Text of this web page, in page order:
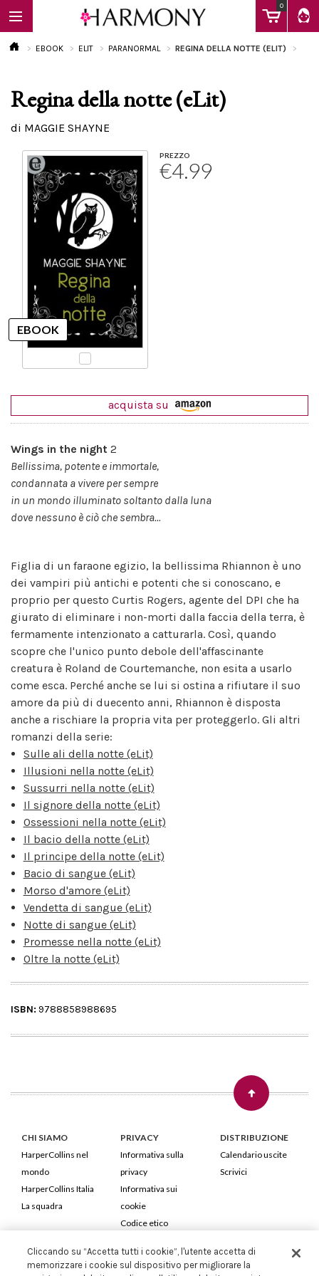
0
EBOOK
Calendario
EBOOK ELIT PARANORMAL REGINA DELLA NOTTE (ELIT)
Regina della notte (eLit)
di MAGGIE SHAYNE
PREZZO
€4.99
acquista su
Wings in the night 2
Bellissima, potente e immortale,
condannata a vivere per sempre
in un mondo illuminato soltanto dalla luna
dove nessuno è ciò che sembra...
Figlia di un faraone egizio, la bellissima Rhiannon è uno
dei vampiri più antichi e potenti che si conoscano, e
proprio per questo Curtis Rogers, agente del DPI che ha
giurato di eliminare i non-morti dalla faccia della terra, è
fermamente intenzionato a catturarla. Così, quando
scopre che l'unico punto debole dell'affascinante
creatura è Roland de Courtemanche, non esita a usarlo
come esca. Perché anche se lui si ostina a rifiutare il suo
amore da più di duecento anni, Rhiannon è disposta
anche a rischiare la propria vita per proteggerlo. Gli altri
romanzi della serie:
Sulle ali della notte (eLit)
Illusioni nella notte (eLit)
Sussurri nella notte (eLit)
Il signore della notte (eLit)
Ossessioni nella notte (eLit)
Il bacio della notte (eLit)
Il principe della notte (eLit)
Bacio di sangue (eLit)
Morso d'amore (eLit)
Vendetta di sangue (eLit)
Notte di sangue (eLit)
Promesse nella notte (eLit)
Oltre la notte (eLit)
ISBN: 9788858988695
CHI SIAMO
HarperCollins nel
mondo
HarperCollins Italia
La squadra
PRIVACY
Informativa sulla
privacy
Informativa sui
cookie
Codice etico
DISTRIBUZIONE
Calendario uscite
Scrivici
HarperCollins Italia S.p.A. Viale Monte Nero, 84 - 20135 Milano
Cliccando su “Accetta tutti i cookie”, l'utente accetta di
memorizzare i cookie sul dispositivo per migliorare la